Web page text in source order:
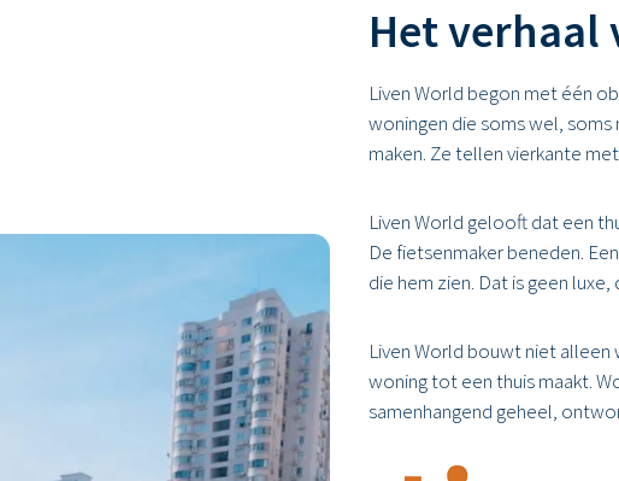
Het verhaal
Liven World begon met één
woningen die soms wel,
maken. Ze tellen vierkante
Liven World gelooft dat een
De fietsenmaker beneden.
die hem zien. Dat is geen luxe,
Liven World bouwt niet alleen
woning tot een thuis maakt.
samenhangend geheel,